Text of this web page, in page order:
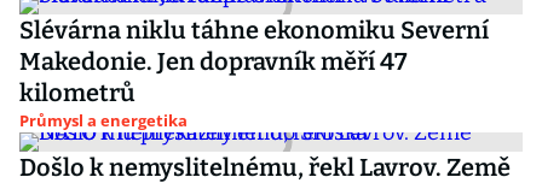
Slévárna niklu táhne ekonomiku Severní
Makedonie. Jen dopravník měří 47
kilometrů
Průmysl a energetika
Došlo k nemyslitelnému, řekl Lavrov. Země